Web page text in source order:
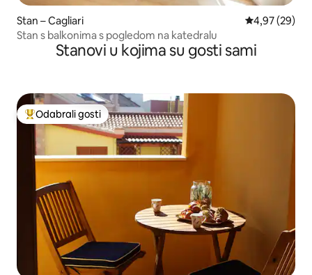
Stan – Cagliari Prosječna
4,97 (29)
Stan s balkonima s pogledom na katedralu
Stanovi u kojima su gosti sami
Među najviše rangiranima s oznakom „Odabrali gosti”
Odabrali gosti